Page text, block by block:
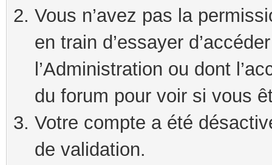
Vous n’avez pas la
en train d’essayer
l’Administration ou dont
du forum pour voir si vous
Votre compte a été
de validation.